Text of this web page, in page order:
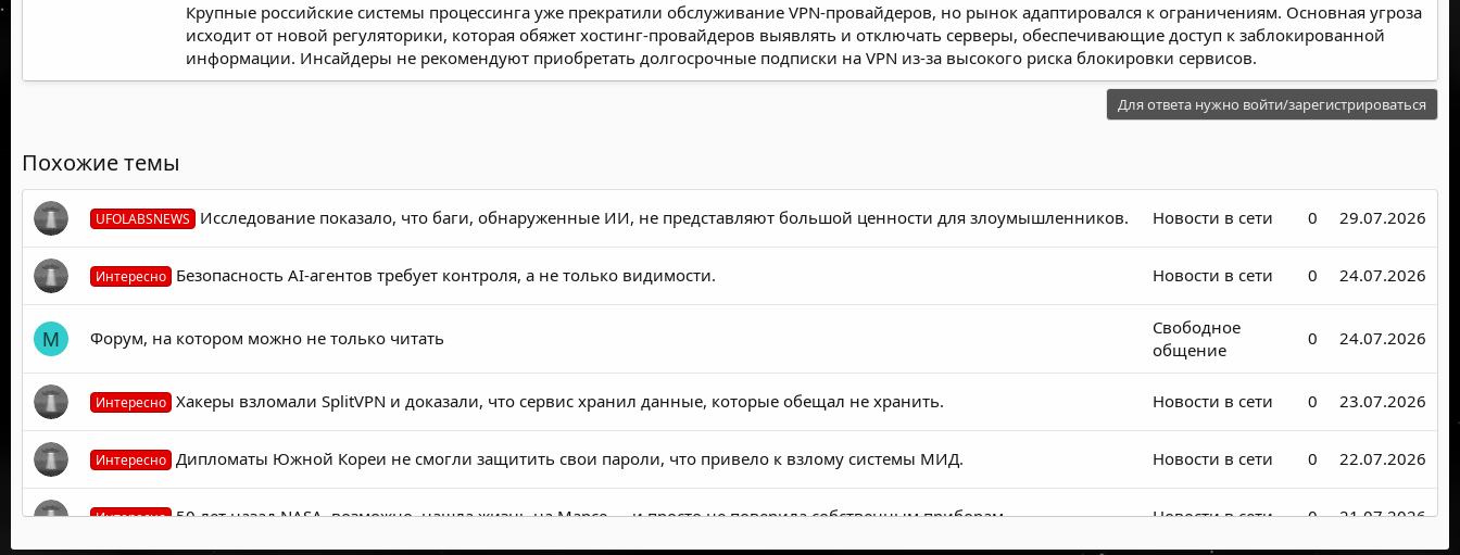
Крупные российские системы процессинга уже прекратили обслуживание VPN-провайдеров, но рынок адаптировался к ограничениям. Основная угроза
исходит от новой регуляторики, которая обяжет хостинг-провайдеров выявлять и отключать серверы, обеспечивающие доступ к заблокированной
информации. Инсайдеры не рекомендуют приобретать долгосрочные подписки на VPN из-за высокого риска блокировки сервисов.
Для ответа нужно войти/зарегистрироваться
Похожие темы
UFOLABSNEWS Исследование показало, что баги, обнаруженные ИИ, не представляют большой ценности для злоумышленников. Новости в сети 0 29.07.2026
Интересно Безопасность AI-агентов требует контроля, а не только видимости. Новости в сети 0 24.07.2026
M Форум, на котором можно не только читать
Свободное
общение
0 24.07.2026
Интересно Хакеры взломали SplitVPN и доказали, что сервис хранил данные, которые обещал не хранить. Новости в сети 0 23.07.2026
Интересно Дипломаты Южной Кореи не смогли защитить свои пароли, что привело к взлому системы МИД. Новости в сети 0 22.07.2026
Интересно 50 лет назад NASA, возможно, нашла жизнь на Марсе — и просто не поверила собственным приборам. Новости в сети 0 21.07.2026